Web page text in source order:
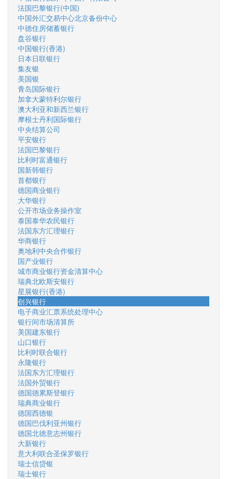
法国巴黎银行(中国)
中国外汇交易中心北京备份中心
中德住房储蓄银行
盘谷银行
中国银行(香港)
日本日联银行
集友银
美国银
青岛国际银行
加拿大蒙特利尔银行
澳大利亚和新西兰银行
摩根士丹利国际银行
中央结算公司
平安银行
法国巴黎银行
比利时富通银行
国新韩银行
首都银行
德国商业银行
大华银行
公开市场业务操作室
泰国泰华农民银行
法国东方汇理银行
华商银行
奥地利中央合作银行
国产业银行
城市商业银行资金清算中心
瑞典北欧斯安银行
星展银行(香港)
创兴银行
电子商业汇票系统处理中心
银行间市场清算所
美国建东银行
山口银行
比利时联合银行
永隆银行
法国东方汇理银行
法国外贸银行
德国德累斯登银行
瑞典商业银行
德国西德银
德国巴伐利亚州银行
德国北德意志州银行
大新银行
意大利联合圣保罗银行
瑞士信贷银
瑞士银行